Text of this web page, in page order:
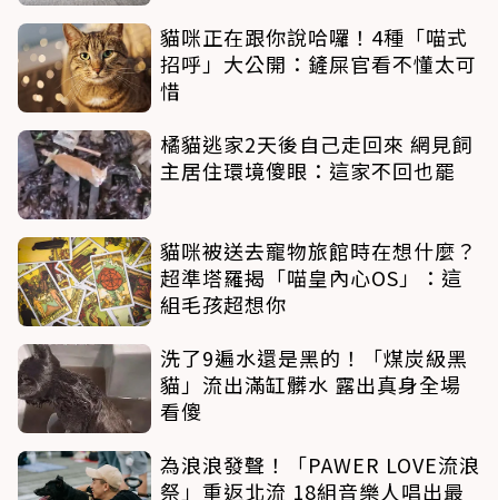
貓咪正在跟你說哈囉！4種「喵式
招呼」大公開：鏟屎官看不懂太可
惜
橘貓逃家2天後自己走回來 網見飼
主居住環境傻眼：這家不回也罷
貓咪被送去寵物旅館時在想什麼？
超準塔羅揭「喵皇內心OS」：這
組毛孩超想你
洗了9遍水還是黑的！「煤炭級黑
貓」流出滿缸髒水 露出真身全場
看傻
為浪浪發聲！「PAWER LOVE流浪
祭」重返北流 18組音樂人唱出最